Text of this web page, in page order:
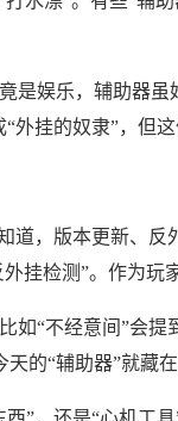
娱乐，辅助器虽
外挂的奴隶”，但
道，版本更新、
挂检测”。作为玩
如“不经意间”会提
天的“辅助器”就藏